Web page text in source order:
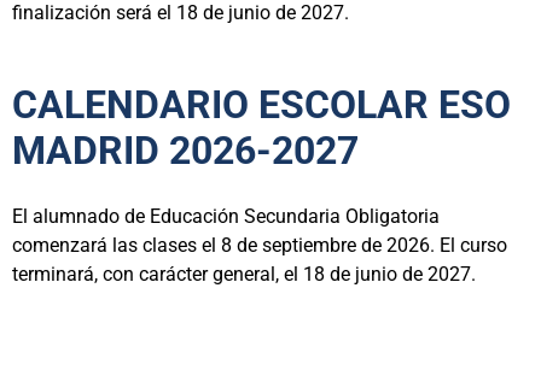
finalización será el 18 de junio de 2027.
CALENDARIO ESCOLAR ESO
MADRID 2026-2027
El alumnado de Educación Secundaria Obligatoria
comenzará las clases el 8 de septiembre de 2026. El curso
terminará, con carácter general, el 18 de junio de 2027.